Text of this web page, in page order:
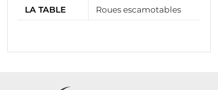
LA TABLE
Roues escamotables